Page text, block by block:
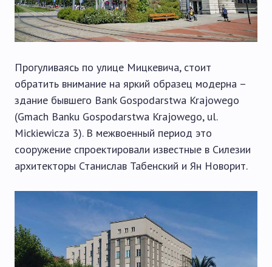
Прогуливаясь по улице Мицкевича, стоит
обратить внимание на яркий образец модерна –
здание бывшего Bank Gospodarstwa Krajowego
(Gmach Banku Gospodarstwa Krajowego, ul.
Mickiewicza 3). В межвоенный период это
сооружение спроектировали известные в Силезии
архитекторы Станислав Табенский и Ян Новорит.